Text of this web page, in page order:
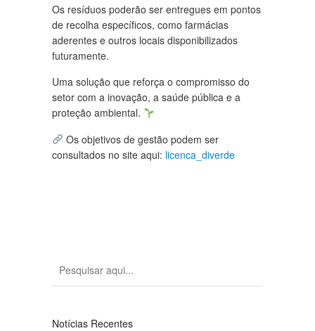
Os resíduos poderão ser entregues em pontos
de recolha específicos, como farmácias
aderentes e outros locais disponibilizados
futuramente.
Uma solução que reforça o compromisso do
setor com a inovação, a saúde pública e a
proteção ambiental.
Os objetivos de gestão podem ser
consultados no site aqui: licenca_diverde
Notícias Recentes